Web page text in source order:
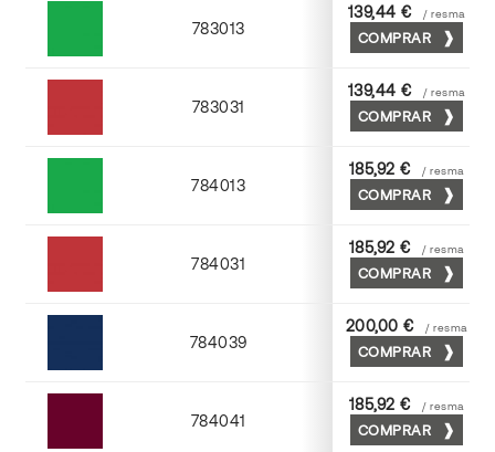
783013
Hierba
139,44 € / resma
COMPRAR
783031
Escarlata
139,44 € / resma
COMPRAR
784013
Hierba
185,92 € / resma
COMPRAR
784031
Escarlata
185,92 € / resma
COMPRAR
784039
Azul navy
200,00 € / resma
COMPRAR
784041
Burdeos
185,92 € / resma
COMPRAR